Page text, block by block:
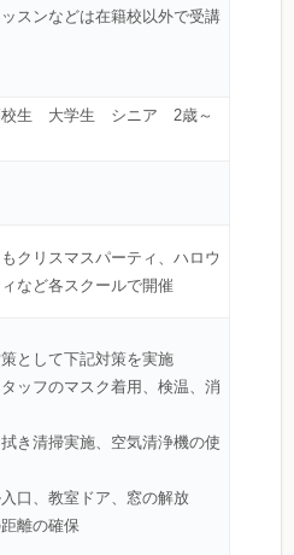
スンなどは在籍校以外で受講
生 大学生 シニア 2歳～
クリスマスパーティ、ハロウ
など各スクールで開催
として下記対策を実施
ッフのマスク着用、検温、消
き清掃実施、空気清浄機の使
口、教室ドア、窓の解放
離の確保